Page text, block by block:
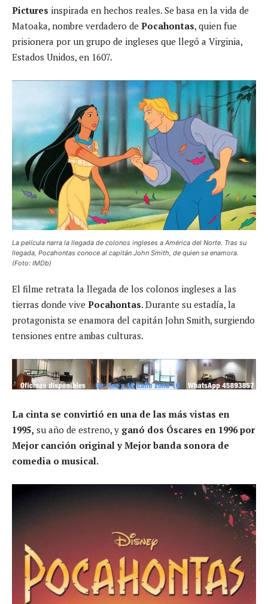
Pictures inspirada en hechos reales. Se basa en la vida de
Matoaka, nombre verdadero de Pocahontas, quien fue
prisionera por un grupo de ingleses que llegó a Virginia,
Estados Unidos, en 1607.
La película narra la llegada de colonos ingleses a América del Norte. Tras su
llegada, Pocahontas conoce al capitán John Smith, de quien se enamora.
(Foto: IMDb)
El filme retrata la llegada de los colonos ingleses a las
tierras donde vive Pocahontas. Durante su estadía, la
protagonista se enamora del capitán John Smith, surgiendo
tensiones entre ambas culturas.
La cinta se convirtió en una de las más vistas en
1995, su año de estreno, y ganó dos Óscares en 1996 por
Mejor canción original y Mejor banda sonora de
comedia o musical.